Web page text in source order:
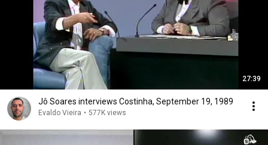
27:39
Jô Soares interviews Costinha, September 19, 1989
Evaldo Vieira • 577K views